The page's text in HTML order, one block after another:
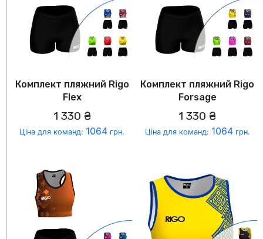
Комплект пляжний Rigo
Flex
1 330 ₴
Ціна для команд: 1064 грн.
Комплект пляжний Rigo
Forsage
1 330 ₴
Ціна для команд: 1064грн.